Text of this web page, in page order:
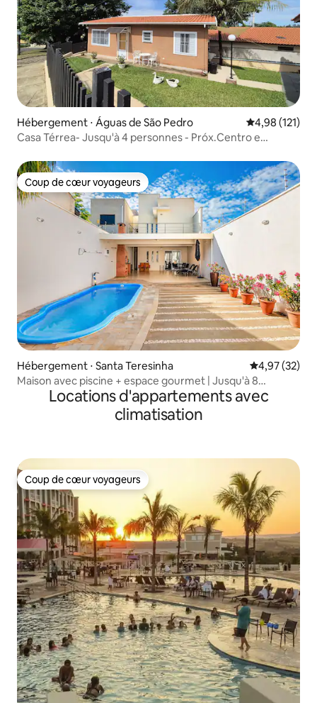
Hébergement ⋅ Águas de São Pedro Évaluation
4,98 (121)
Casa Térrea- Jusqu'à 4 personnes - Próx.Centro e
Coup de cœur voyageurs
Coup de cœur voyageurs
Hébergement ⋅ Santa Teresinha Évaluation
4,97 (32)
Maison avec piscine + espace gourmet | Jusqu'à 8
personnesLocations d'appartements avec
climatisation
Coup de cœur voyageurs
Coup de cœur voyageurs